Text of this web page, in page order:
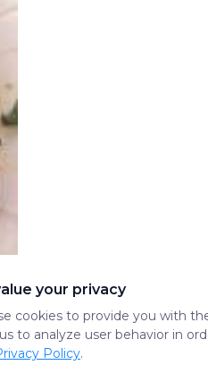
bánh ngô nhỏ 3 inch,
your privacy
cookies to provide you with
to analyze user behavior in
Policy.